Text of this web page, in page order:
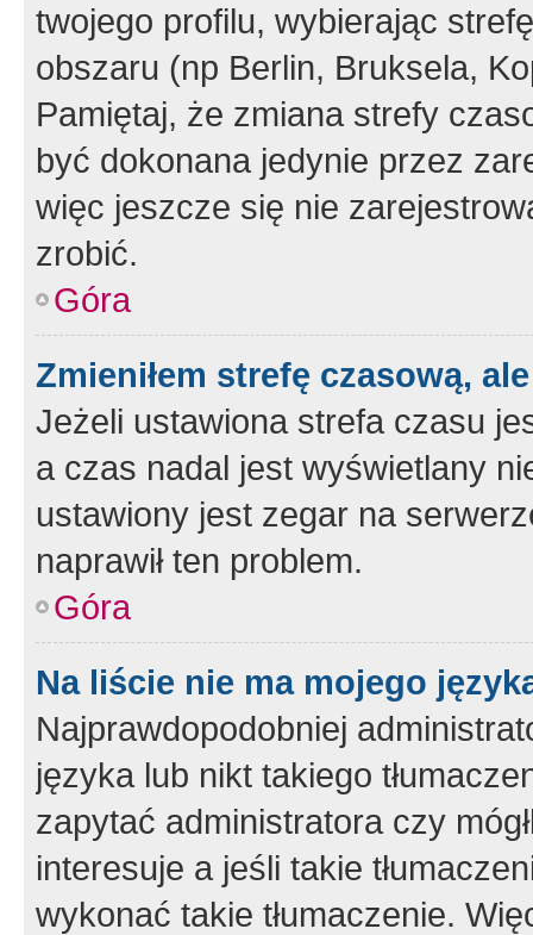
twojego profilu, wybierając
obszaru (np Berlin, Bruksela,
Pamiętaj, że zmiana strefy
być dokonana jedynie przez
więc jeszcze się nie
zrobić.
Góra
Zmieniłem strefę czasową,
Jeżeli ustawiona strefa czasu
a czas nadal jest wyświetlany
ustawiony jest zegar na
naprawił ten problem.
Góra
Na liście nie ma mojego
Najprawdopodobniej
języka lub nikt takiego
zapytać administratora czy
interesuje a jeśli takie
wykonać takie tłumaczenie.